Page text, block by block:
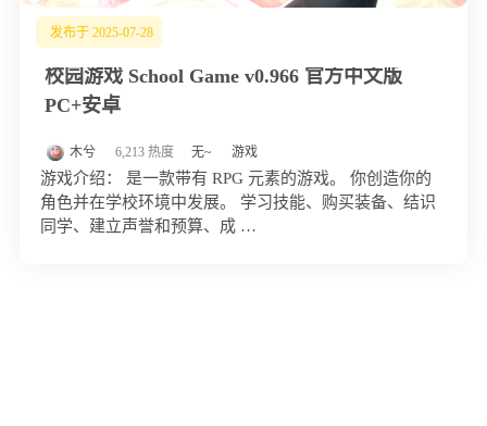
发布于 2025-07-28
校园游戏 School Game v0.966 官方中文版
PC+安卓
木兮 6,213 热度 无~ 游戏
游戏介绍： 是一款带有 RPG 元素的游戏。 你创造你的
角色并在学校环境中发展。 学习技能、购买装备、结识
同学、建立声誉和预算、成 …